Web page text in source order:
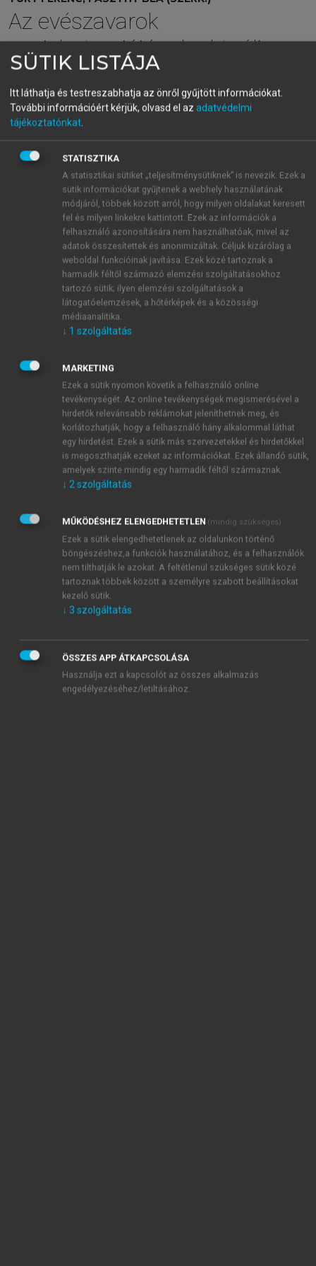
Az evészavarok
pszichoterpiájának aktuális
kérdései
menu_book OLVASÁS
6. A betegség elutasításának
formái és ezek jelentése
különböző elméleti
megközelítések szerint
Az AN-ra jellemző hiányzó betegségtudatot tekintve
számos biológiai és pszichológiai, tudatos és
tudattalan tényező vizsgálatában alapvetően kétfajta
megközelítést különböztethetünk meg:
Elégtelen önészlelés, mely az
információfeldolgozás biológiai károsodásából
adódik.
Tagadás, mint pszichológiai önvédelem, ami
függ a helyzet aktuális feszültségtartalmától, a
személyiségtől és a környezeti háttértől,
különösen a társas környezettel alkotott
interakciók jellegétől, melyet AN-ban különösen
fontosnak tartunk.
SÜTIK LISTÁJA
Itt láthatja és testreszabhatja az önről gyűjtött információkat.
További információért kérjük, olvasd el az adatvédelmi
tájékoztatónkat.
STATISZTIKA
A statisztikai sütiket „teljesítménysütiknek” is nevezik. Ezek a
sütik információkat gyűjtenek a webhely használatának
módjáról, többek között arról, hogy milyen oldalakat keresett
fel és milyen linkekre kattintott. Ezek az információk a
felhasználó azonosítására nem használhatóak, mivel az
adatok összesítettek és anonimizáltak. Céljuk kizárólag a
weboldal funkcióinak javítása. Ezek közé tartoznak a
harmadik féltől származó elemzési szolgáltatásokhoz
tartozó sütik; ilyen elemzési szolgáltatások a
látogatóelemzések, a hőtérképek és a közösségi
médiaanalitika.
↓ 1 szolgáltatás
MARKETING
Ezek a sütik nyomon követik a felhasználó online
tevékenységét. Az online tevékenységek megismerésével a
hirdetők relevánsabb reklámokat jeleníthetnek meg, és
korlátozhatják, hogy a felhasználó hány alkalommal láthat
egy hirdetést. Ezek a sütik más szervezetekkel és hirdetőkkel
is megoszthatják ezeket az információkat. Ezek állandó sütik,
amelyek szinte mindig egy harmadik féltől származnak.
↓ 2szolgáltatás
MŰKÖDÉSHEZ ELENGEDHETETLEN (mindig szükséges)
Ezek a sütik elengedhetetlenek az oldalunkon történő
böngészéshez,a funkciók használatához, és a felhasználók
nem tilthatják le azokat. A feltétlenül szükséges sütik közé
tartoznak többek között a személyre szabott beállításokat
kezelő sütik.
↓ 3 szolgáltatás
ÖSSZES APP ÁTKAPCSOLÁSA
Használja ezt a kapcsolót az összes alkalmazás
engedélyezéséhez/letiltásához.